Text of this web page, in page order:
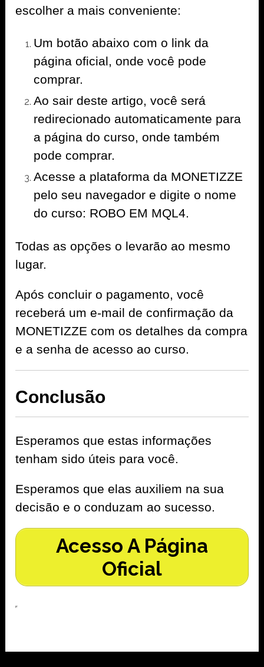
escolher a mais conveniente:
Um botão abaixo com o link da
página oficial, onde você pode
comprar.
Ao sair deste artigo, você será
redirecionado automaticamente para
a página do curso, onde também
pode comprar.
Acesse a plataforma da MONETIZZE
pelo seu navegador e digite o nome
do curso: ROBO EM MQL4.
Todas as opções o levarão ao mesmo
lugar.
Após concluir o pagamento, você
receberá um e-mail de confirmação da
MONETIZZE com os detalhes da compra
e a senha de acesso ao curso.
Conclusão
Esperamos que estas informações
tenham sido úteis para você.
Esperamos que elas auxiliem na sua
decisão e o conduzam ao sucesso.
Acesso A Página
Oficial